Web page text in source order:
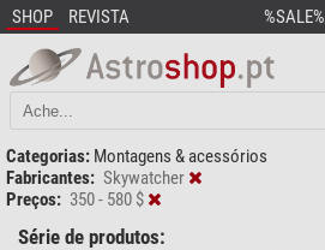
SHOP REVISTA %SALE%
Categorias: Montagens & acessórios
Fabricantes: Skywatcher
Preços: 350 - 580 $
Série de produtos: